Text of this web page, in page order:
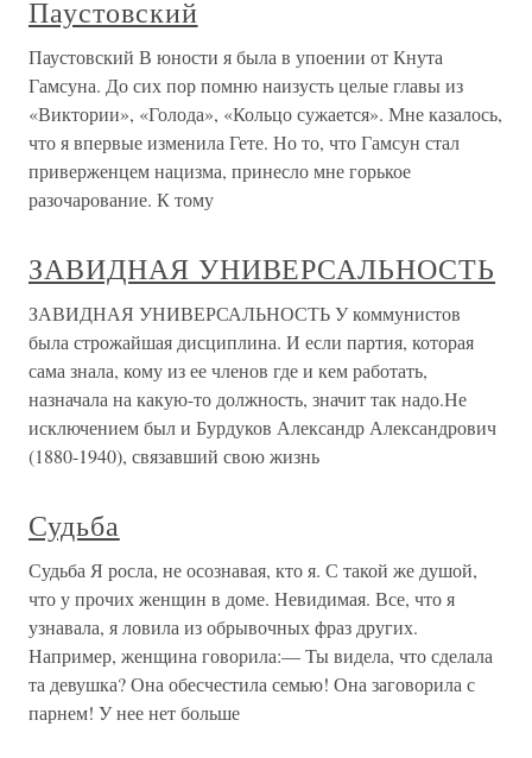
Паустовский
Паустовский В юности я была в упоении от Кнута
Гамсуна. До сих пор помню наизусть целые главы из
«Виктории», «Голода», «Кольцо сужается». Мне казалось,
что я впервые изменила Гете. Но то, что Гамсун стал
приверженцем нацизма, принесло мне горькое
разочарование. К тому
ЗАВИДНАЯ УНИВЕРСАЛЬНОСТЬ
ЗАВИДНАЯ УНИВЕРСАЛЬНОСТЬ У коммунистов
была строжайшая дисциплина. И если партия, которая
сама знала, кому из ее членов где и кем работать,
назначала на какую-то должность, значит так надо.Не
исключением был и Бурдуков Александр Александрович
(1880-1940), связавший свою жизнь
Судьба
Судьба Я росла, не осознавая, кто я. С такой же душой,
что у прочих женщин в доме. Невидимая. Все, что я
узнавала, я ловила из обрывочных фраз других.
Например, женщина говорила:— Ты видела, что сделала
та девушка? Она обесчестила семью! Она заговорила с
парнем! У нее нет больше